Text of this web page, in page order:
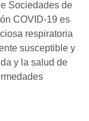
Sociedades de
COVID-19 es
respiratoria
susceptible y
y la salud de